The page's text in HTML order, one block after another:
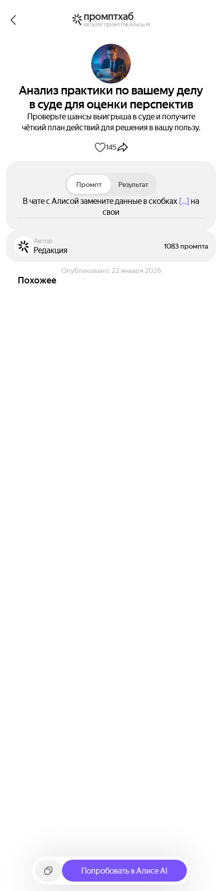
промптхаб
каталог промптов Алисы AI
Анализ практики по вашему делу
в суде для оценки перспектив
Проверьте шансы выигрыша в суде и получите
чёткий план действий для решения в вашу пользу.
145
Промпт Результат
В чате с Алисой замените данные в скобках [...] на
свои
Автор
Редакция 1083 промпта
Опубликовано: 22 января 2026
Похожее
Попробовать в Алисе AI